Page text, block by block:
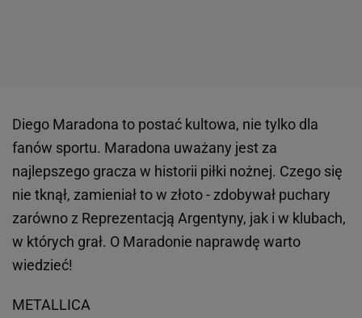
Diego Maradona to postać kultowa, nie tylko dla
fanów sportu. Maradona uważany jest za
najlepszego gracza w historii piłki nożnej. Czego się
nie tknął, zamieniał to w złoto - zdobywał puchary
zarówno z Reprezentacją Argentyny, jak i w klubach,
w których grał. O Maradonie naprawdę warto
wiedzieć!
METALLICA